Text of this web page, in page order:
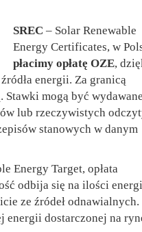
SREC – Solar Renewable
Energy Certificates, w
płacimy opłatę OZE,
energii. Za granicą
Stawki mogą być
lub rzeczywistych
stanowych w danym
Energy Target, opłata
odbija się na ilości
ze źródeł odnawialnych.
energii dostarczonej na